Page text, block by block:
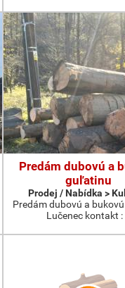
Predám dubovú a
guľatinu
Prodej / Nabídka >
Predám dubovú a
Lučenec kontakt :